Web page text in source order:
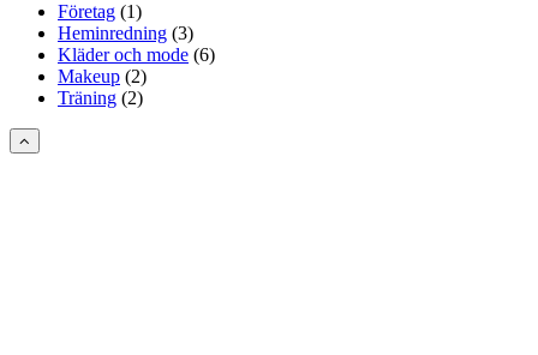
Företag (1)
Heminredning (3)
Kläder och mode (6)
Makeup (2)
Träning (2)